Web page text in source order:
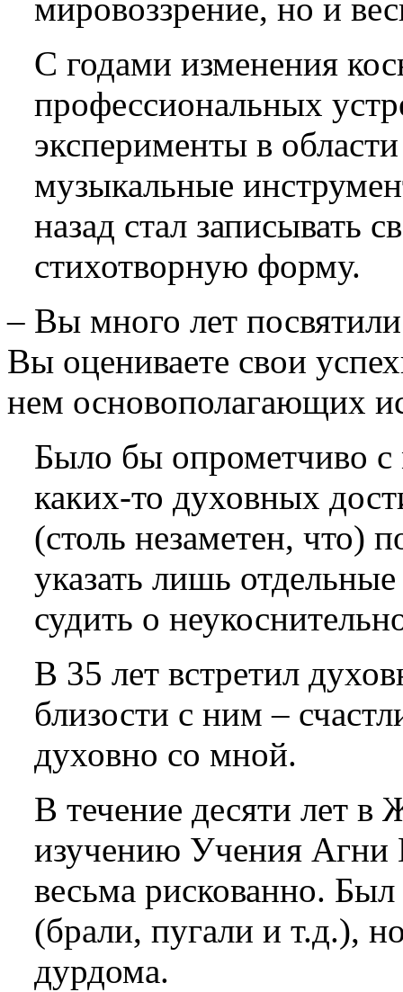
мировоззрение, но и
С годами изменения
профессиональных
эксперименты в
музыкальные
назад стал записывать
стихотворную форму.
– Вы много лет
Вы оцениваете свои
нем основополагающих
Было бы опрометчиво с
каких-то духовных
(столь незаметен, что)
указать лишь
судить о
В 35 лет встретил
близости с ним –
духовно со мной.
В течение десяти лет в
изучению Учения Агни
весьма рискованно.
(брали, пугали и т.д.),
дурдома.